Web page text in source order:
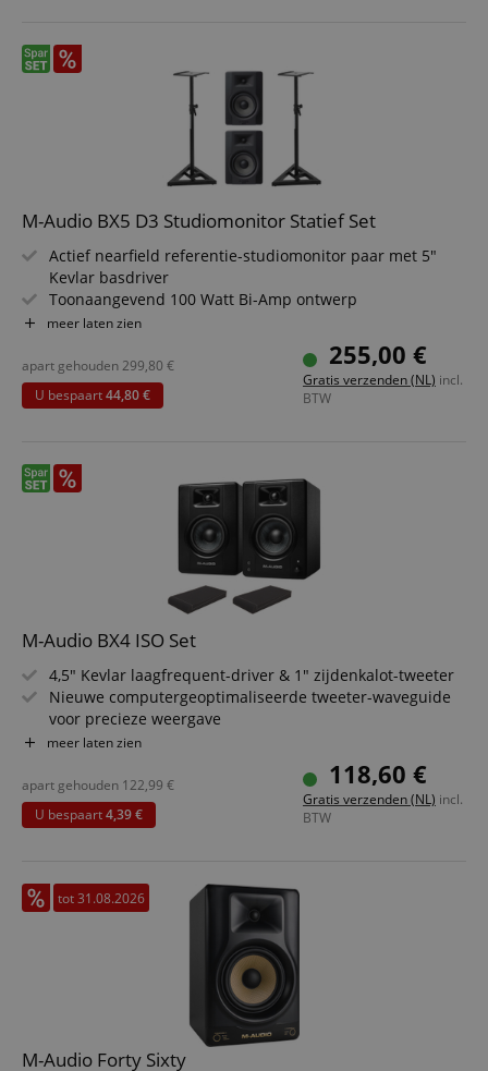
meer.
Besparingsset inclusief microfoon, microfoonarm,
M-Audio BX5 D3 Studiomonitor Statief Set
Actief nearfield referentie-studiomonitor paar met 5"
Kevlar basdriver
Toonaangevend 100 Watt Bi-Amp ontwerp
1" zijden dome tweeter levert zachte & natuurlijke klank
Nieuwe, geoptimaliseerde waveguide voor precieze
geluidsweergave
Ultra-breed frequentiebereik 52 - 35.000 Hz
"Acoustic Space"-regeling voor fijne klankafstemming
meer laten zien
255,00 €
Gratis verzenden (NL) incl.
BTW
apart gehouden299,80 €
U bespaart44,80 €
M-Audio BX4 ISO Set
4,5" Kevlar laagfrequent-driver & 1" zijdenkalot-tweeter
Nieuwe computergeoptimaliseerde tweeter-waveguide
voor precieze weergave
High-EQ & Low-EQ-controles om de perfecte sound af te
MDF-behuizing zonder akoestische interferentie met
bassreflexontwerp
6,3 mm, 3,5 mm & cinch-ingangen & 3,5 mm AUX-ingang
Bespaarset inclusief dempingskeilen
meer laten zien
118,60 €
Gratis verzenden (NL) incl.
BTW
apart gehouden 122,99 €
U bespaart4,39 €
tot 31.08.2026
M-Audio Forty Sixty